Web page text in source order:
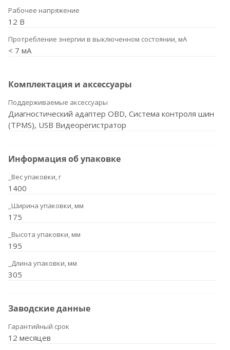
Рабочее напряжение
12 В
Протребление энергии в выключенном состоянии, мА
< 7 мА
Комплектация и аксессуары
Поддерживаемые аксессуары
Диагностический адаптер OBD, Система контроля шин
(TPMS), USB Видеорегистратор
Информация об упаковке
_Вес упаковки, г
1400
_Ширина упаковки, мм
175
_Высота упаковки, мм
195
_Длина упаковки, мм
305
Заводские данные
Гарантийный срок
12 месяцев